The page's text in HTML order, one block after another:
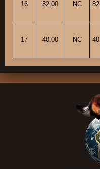
16 82.00 NC
17 40.00 NC